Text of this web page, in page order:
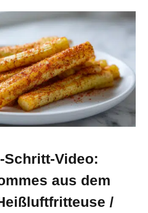
Video:
aus dem
/